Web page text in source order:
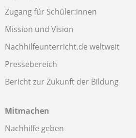
Zugang für Schüler:innen
Mission und Vision
Nachhilfeunterricht.de weltweit
Pressebereich
Bericht zur Zukunft der Bildung
Mitmachen
Nachhilfe geben